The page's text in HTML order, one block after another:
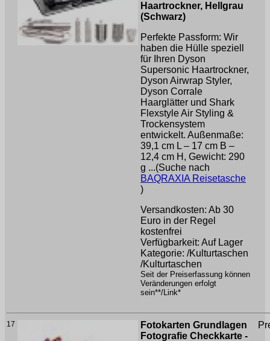
Haartrockner, Hellgrau
(Schwarz)
Perfekte Passform: Wir
haben die Hülle speziell
für Ihren Dyson
Supersonic Haartrockner,
Dyson Airwrap Styler,
Dyson Corrale
Haarglätter und Shark
Flexstyle Air Styling &
Trockensystem
entwickelt. Außenmaße:
39,1 cm L – 17 cm B –
12,4 cm H, Gewicht: 290
g ...(Suche nach
BAQRAXIA Reisetasche
)
Versandkosten: Ab 30
Euro in der Regel
kostenfrei
Verfügbarkeit: Auf Lager
Kategorie: /Kulturtaschen
/Kulturtaschen
Seit der Preiserfassung können
Veränderungen erfolgt
sein**/Link*
17
Fotokarten Grundlagen
Fotografie Checkkarte -